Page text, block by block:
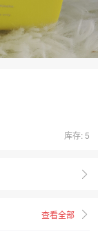
库存:5
查看全部